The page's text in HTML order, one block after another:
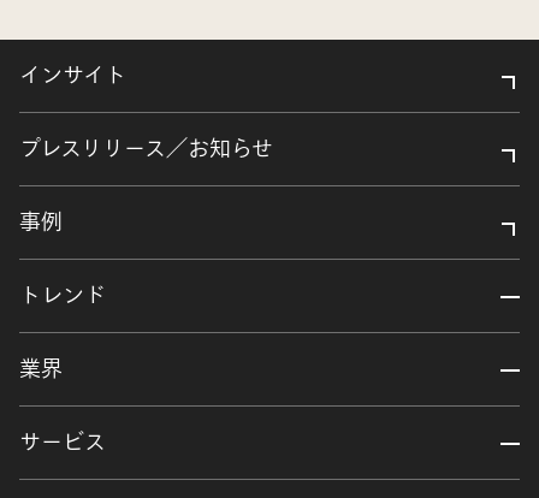
インサイト
プレスリリース／お知らせ
事例
トレンド
業界
サービス